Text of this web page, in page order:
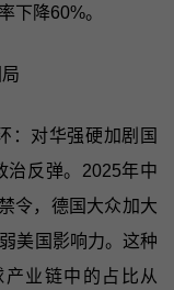
下降60%。
：对华强硬加剧国
治反弹。2025年中
令，德国大众加大
美国影响力。这种
业链中的占比从